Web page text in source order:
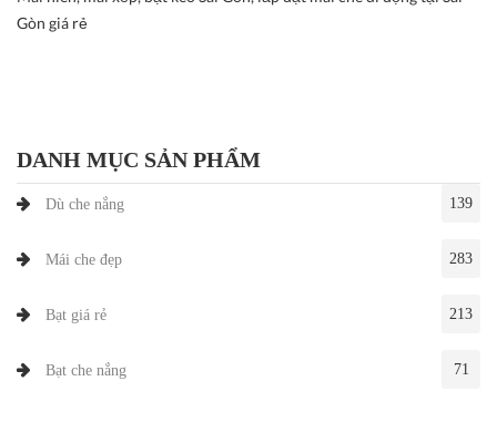
Gòn giá rẻ
DANH MỤC SẢN PHẨM
Dù che nắng 139
Mái che đẹp 283
Bạt giá rẻ 213
Bạt che nắng 71